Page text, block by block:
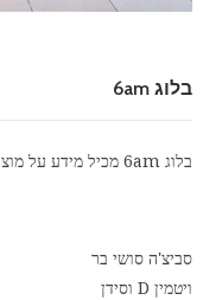
בלוג 6am
בלוג 6am מכיל מידע על מוצרים ושירותים בשיתוף עם אתר
סביצ'ה סושי בר
ויטמין D וסידן